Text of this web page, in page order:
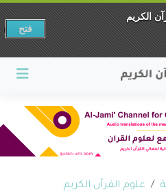
علوم القرآن الكريم
الكريم
فتح